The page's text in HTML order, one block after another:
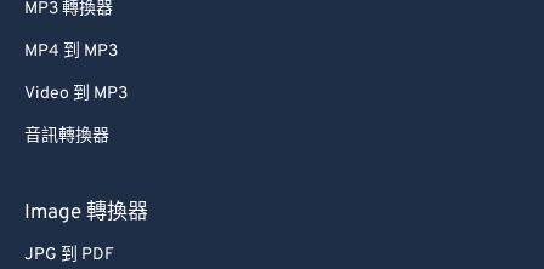
MP3 轉換器
MP4 到 MP3
Video 到 MP3
音訊轉換器
Image 轉換器
JPG 到 PDF